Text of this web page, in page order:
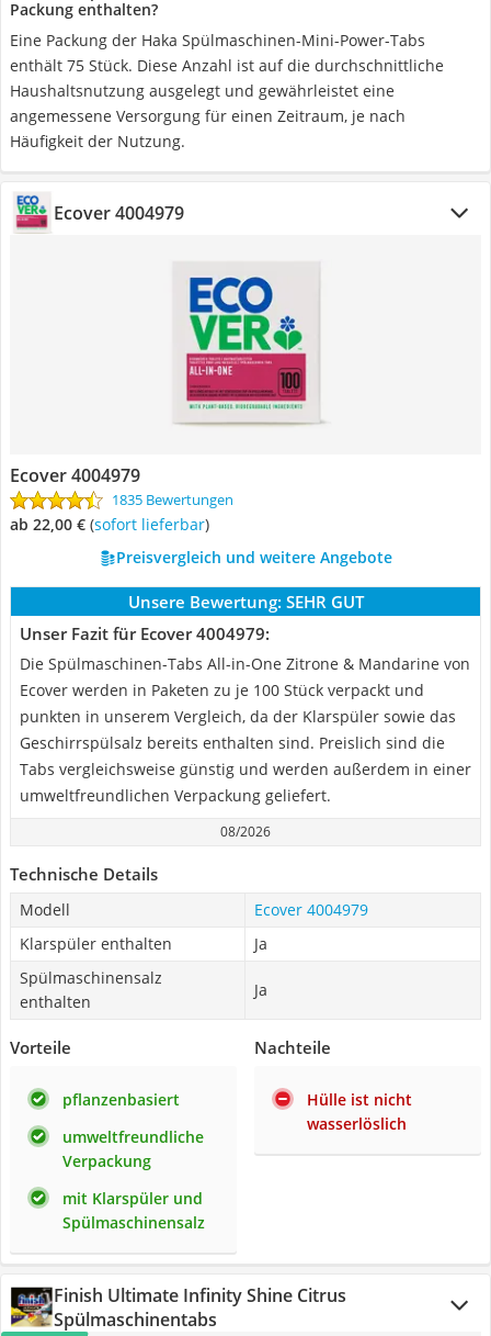
Packung enthalten?
Eine Packung der Haka Spülmaschinen-Mini-Power-Tabs
enthält 75 Stück. Diese Anzahl ist auf die durchschnittliche
Haushaltsnutzung ausgelegt und gewährleistet eine
angemessene Versorgung für einen Zeitraum, je nach
Häufigkeit der Nutzung.
Ecover 4004979
Ecover 4004979
1835 Bewertungen
ab 22,00 € ( Sofort lieferbar)
Preisvergleich und weitere Angebote
Unsere Bewertung: SEHR GUT
Unser Fazit für Ecover 4004979:
Die Spülmaschinen-Tabs All-in-One Zitrone & Mandarine von
Ecover werden in Paketen zu je 100 Stück verpackt und
punkten in unserem Vergleich, da der Klarspüler sowie das
Geschirrspülsalz bereits enthalten sind. Preislich sind die
Tabs vergleichsweise günstig und werden außerdem in einer
umweltfreundlichen Verpackung geliefert.
08/2026
Technische Details
Modell
Ecover 4004979
Klarspüler enthalten
Ja
Spülmaschinensalz
enthalten
Ja
Vorteile
pflanzenbasiert
umweltfreundliche
Verpackung
mit Klarspüler und
Spülmaschinensalz
Nachteile
Hülle ist nicht
wasserlöslich
Finish Ultimate Infinity Shine Citrus
Spülmaschinentabs